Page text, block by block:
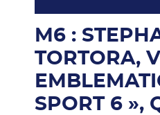
M6 :
TORTORA,
SPORT 6 »,